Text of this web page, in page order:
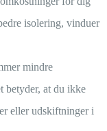
isolering, vinduer
mindre
betyder, at du ikke
eller udskiftninger i